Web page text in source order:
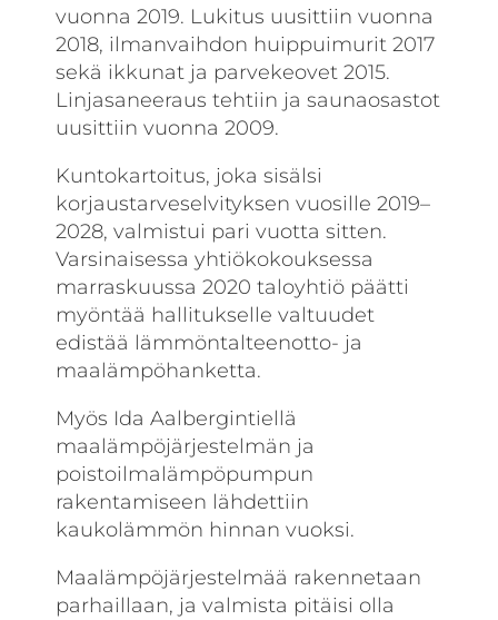
vuonna 2019. Lukitus uusittiin vuonna
2018, ilmanvaihdon huippuimurit 2017
sekä ikkunat ja parvekeovet 2015.
Linjasaneeraus tehtiin ja saunaosastot
uusittiin vuonna 2009.
Kuntokartoitus, joka sisälsi
korjaustarveselvityksen vuosille 2019–
2028, valmistui pari vuotta sitten.
Varsinaisessa yhtiökokouksessa
marraskuussa 2020 taloyhtiö päätti
myöntää hallitukselle valtuudet
edistää lämmöntalteenotto- ja
maalämpöhanketta.
Myös Ida Aalbergintiellä
maalämpöjärjestelmän ja
poistoilmalämpöpumpun
rakentamiseen lähdettiin
kaukolämmön hinnan vuoksi.
Maalämpöjärjestelmää rakennetaan
parhaillaan, ja valmista pitäisi olla